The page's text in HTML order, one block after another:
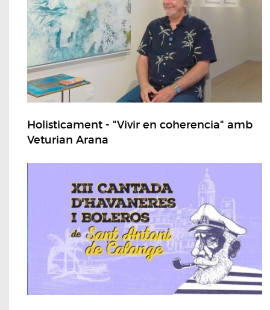
Holisticament - "Vivir en coherencia" amb
Veturian Arana